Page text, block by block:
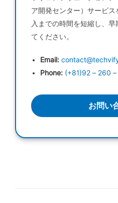
ア開発センター）サービ
入までの時間を短縮し、
てください。
Email:
Phone: (+81)92 – 260
お問い